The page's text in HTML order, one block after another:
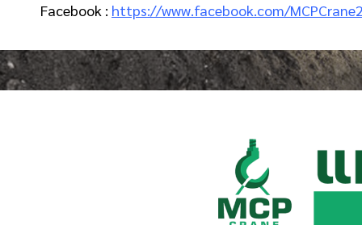
Facebook : https://www.facebook.com/